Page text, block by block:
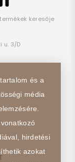
keresője
u. 3/D
és a
média
hirdetési
azokat